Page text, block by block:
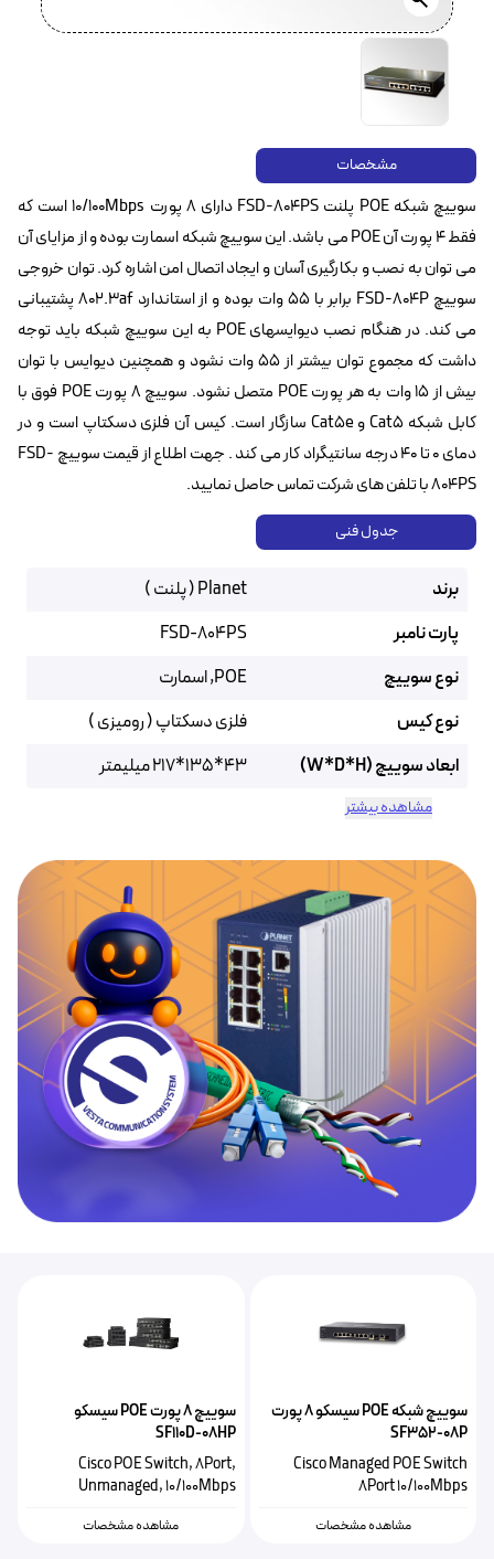
مشخصات
سوییچ شبکه POE پلنت FSD-804PS دارای 8 پورت 10/100Mbps است که
فقط ۴ پورت آن POE می باشد. این سوییچ شبکه اسمارت بوده و از مزایای آن
می توان به نصب و بکارگیری آسان و ایجاد اتصال امن اشاره کرد. توان خروجی
سوییچ FSD-804P برابر با ۵۵ وات بوده و از استاندارد 802.3af پشتیبانی
می کند. در هنگام نصب دیوایسهای POE‌ به این سوییچ شبکه باید توجه
داشت که مجموع توان بیشتر از ۵۵ وات نشود و همچنین دیوایس با توان
بیش از ۱۵ وات به هر پورت POE متصل نشود. سوییچ ۸ پورت POE فوق با
کابل شبکه Cat5 و Cat5e سازگار است. کیس آن فلزی دسکتاپ است و در
دمای ۰ تا 40 درجه سانتیگراد کار می کند . جهت اطلاع از قیمت سوییچ FSD-
804PS با تلفن های شرکت تماس حاصل نمایید.
جدول فنی
برند
Planet ( پلنت )
پارت نامبر
FSD-804PS
نوع سوییچ
POE, اسمارت
نوع کیس
فلزی دسکتاپ ( رومیزی )
ابعاد سوییچ (W*D*H)
43*135*217 میلیمتر
مشاهده بیشتر
سوییچ شبکه POE سیسکو ۸ پورت
SF352-08P
Cisco Managed POE Switch
8Port 10/100Mbps
مشاهده مشخصات
سوییچ 8 پورت POE‌ سیسکو
SF110D-08HP
Cisco POE Switch, 8Port,
Unmanaged, 10/100Mbps
مشاهده مشخصات